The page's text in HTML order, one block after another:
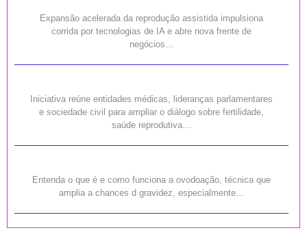
Expansão acelerada da reprodução assistida impulsiona
corrida por tecnologias de IA e abre nova frente de
negócios…
Iniciativa reúne entidades médicas, lideranças parlamentares
e sociedade civil para ampliar o diálogo sobre fertilidade,
saúde reprodutiva…
Entenda o que é e como funciona a ovodoação, técnica que
amplia a chances d gravidez, especialmente…